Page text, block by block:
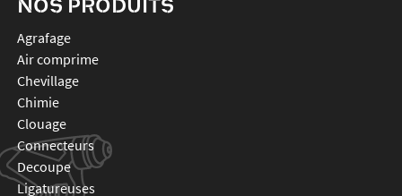
NOS PRODUITS
agrafage
air comprime
chevillage
chimie
clouage
connecteurs
decoupe
ligatureuses